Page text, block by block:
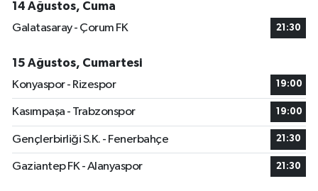
14 Ağustos, Cuma
Galatasaray - Çorum FK
21:30
15 Ağustos, Cumartesi
Konyaspor - Rizespor
19:00
Kasımpaşa - Trabzonspor 19:00
Gençlerbirliği S.K. - Fenerbahçe 21:30
Gaziantep FK - Alanyaspor 21:30